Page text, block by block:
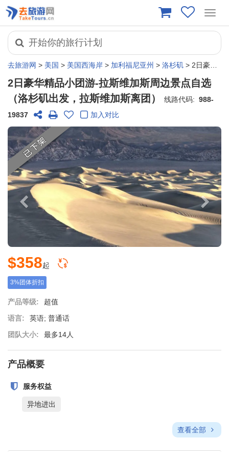
开始你的旅行计划
去旅游网 > 美国 > 美国西海岸 > 加利福尼亚州 > 洛杉矶 > 2日豪华精品小团游-拉斯维加斯周边景点自选（洛杉矶出发，拉斯维加斯离团）
2日豪华精品小团游-拉斯维加斯周边景点自选
（洛杉矶出发，拉斯维加斯离团）
线路代码: 988-
19837
加入对比
$358起
3%团体折扣
产品等级:
超值
语言:
英语; 普通话
团队大小:
最多14人
产品概要
服务权益
异地进出
查看全部